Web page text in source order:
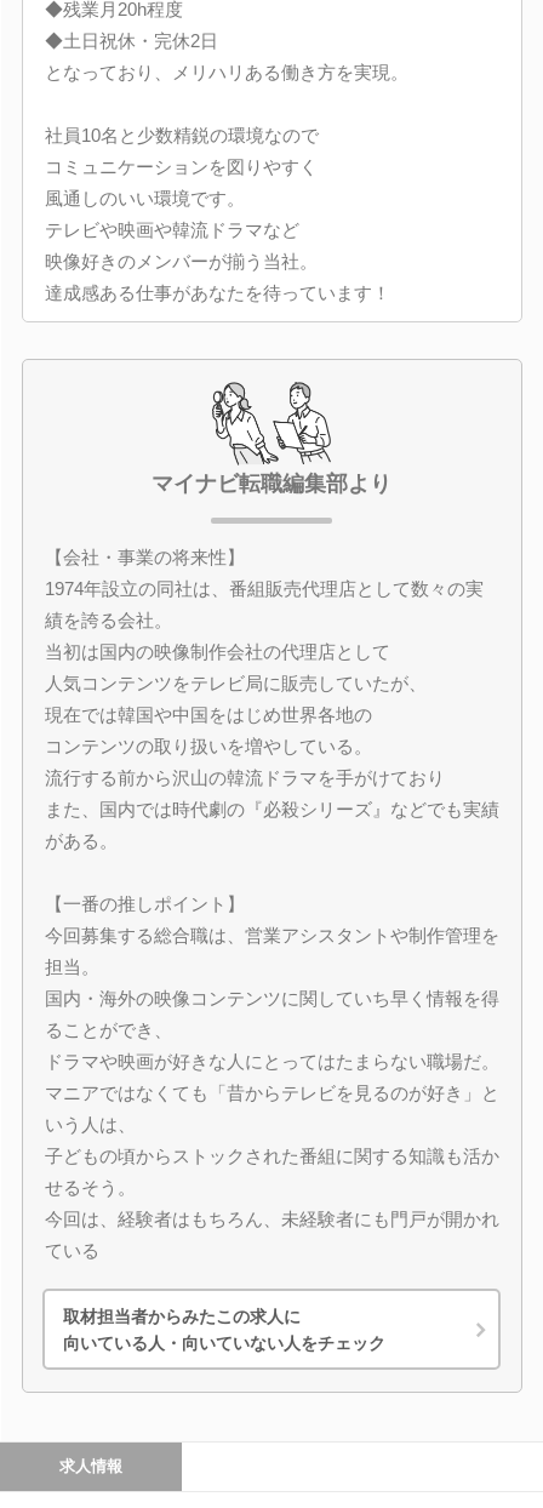
◆残業月20h程度
◆土日祝休・完休2日
となっており、メリハリある働き方を実現。
社員10名と少数精鋭の環境なので
コミュニケーションを図りやすく
風通しのいい環境です。
テレビや映画や韓流ドラマなど
映像好きのメンバーが揃う当社。
達成感ある仕事があなたを待っています！
マイナビ転職編集部より
【会社・事業の将来性】
1974年設立の同社は、番組販売代理店として数々の実
績を誇る会社。
当初は国内の映像制作会社の代理店として
人気コンテンツをテレビ局に販売していたが、
現在では韓国や中国をはじめ世界各地の
コンテンツの取り扱いを増やしている。
流行する前から沢山の韓流ドラマを手がけており
また、国内では時代劇の『必殺シリーズ』などでも実績
がある。
【一番の推しポイント】
今回募集する総合職は、営業アシスタントや制作管理を
担当。
国内・海外の映像コンテンツに関していち早く情報を得
ることができ、
ドラマや映画が好きな人にとってはたまらない職場だ。
マニアではなくても「昔からテレビを見るのが好き」と
いう人は、
子どもの頃からストックされた番組に関する知識も活か
せるそう。
今回は、経験者はもちろん、未経験者にも門戸が開かれ
ている
取材担当者からみたこの求人に
向いている人・向いていない人をチェック
求人情報